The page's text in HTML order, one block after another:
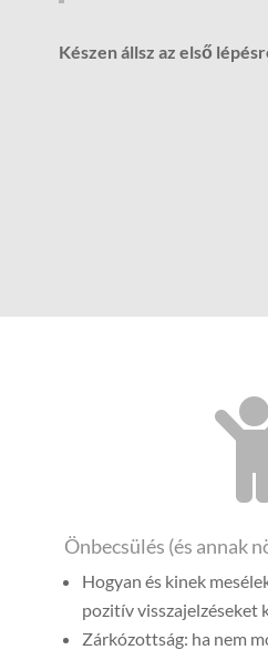
Készen állsz az első
Önbecsülés (és annak
Hogyan és kinek
pozitív visszajelzéseket
Zárkózottság: ha nem